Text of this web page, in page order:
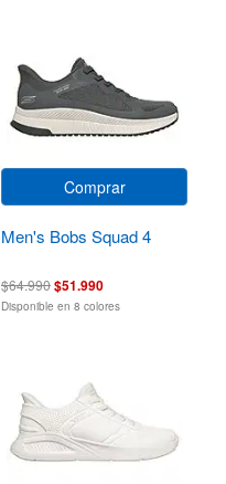
Comprar
Men's Bobs Squad 4
$64.990$51.990
Disponible en 8 colores